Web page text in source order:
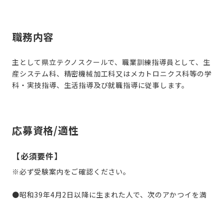
職務内容
主として県立テクノスクールで、職業訓練指導員として、生
産システム科、精密機械加工科又はメカトロニクス科等の学
科・実技指導、生活指導及び就職指導に従事します。
応募資格/適性
【必須要件】
※必ず受験案内をご確認ください。
●昭和39年4月2日以降に生まれた人で、次のアかつイを満